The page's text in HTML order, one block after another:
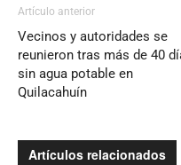
Artículo anterior
Vecinos y autoridades se
reunieron tras más de 40
sin agua potable en
Quilacahuín
Artículos relacionados